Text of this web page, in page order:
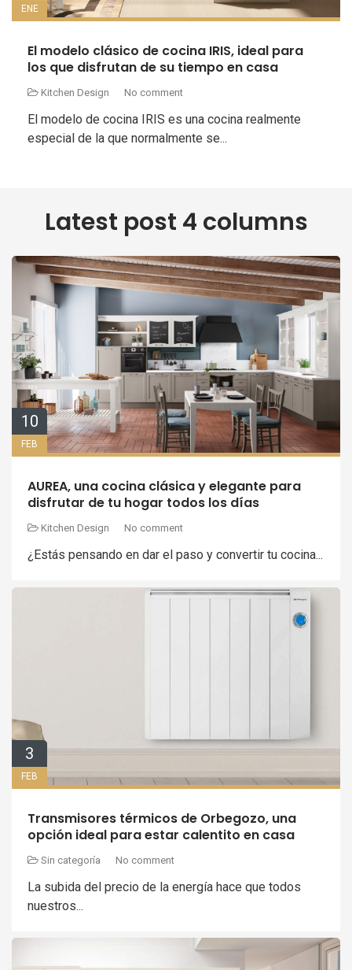
ENE
El modelo clásico de cocina IRIS, ideal para
los que disfrutan de su tiempo en casa
Kitchen Design No comment
El modelo de cocina IRIS es una cocina realmente
especial de la que normalmente se...
Latest post 4 columns
10
FEB
AUREA, una cocina clásica y elegante para
disfrutar de tu hogar todos los días
Kitchen Design No comment
¿Estás pensando en dar el paso y convertir tu cocina...
3
FEB
Transmisores térmicos de Orbegozo, una
opción ideal para estar calentito en casa
Sin categoría No comment
La subida del precio de la energía hace que todos
nuestros...